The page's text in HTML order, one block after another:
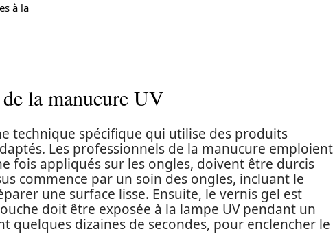
à la
la manucure UV
technique spécifique qui utilise des produits
Les professionnels de la manucure emploient
fois appliqués sur les ongles, doivent être durcis
commence par un soin des ongles, incluant le
une surface lisse. Ensuite, le vernis gel est
doit être exposée à la lampe UV pendant un
quelques dizaines de secondes, pour enclencher le